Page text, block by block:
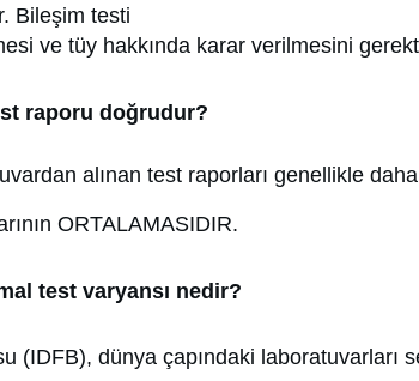
Bileşim testi
ve tüy hakkında karar verilmesini
raporu doğrudur?
alınan test raporları genellikle
ORTALAMASIDIR.
test varyansı nedir?
(IDFB), dünya çapındaki laboratuvarları